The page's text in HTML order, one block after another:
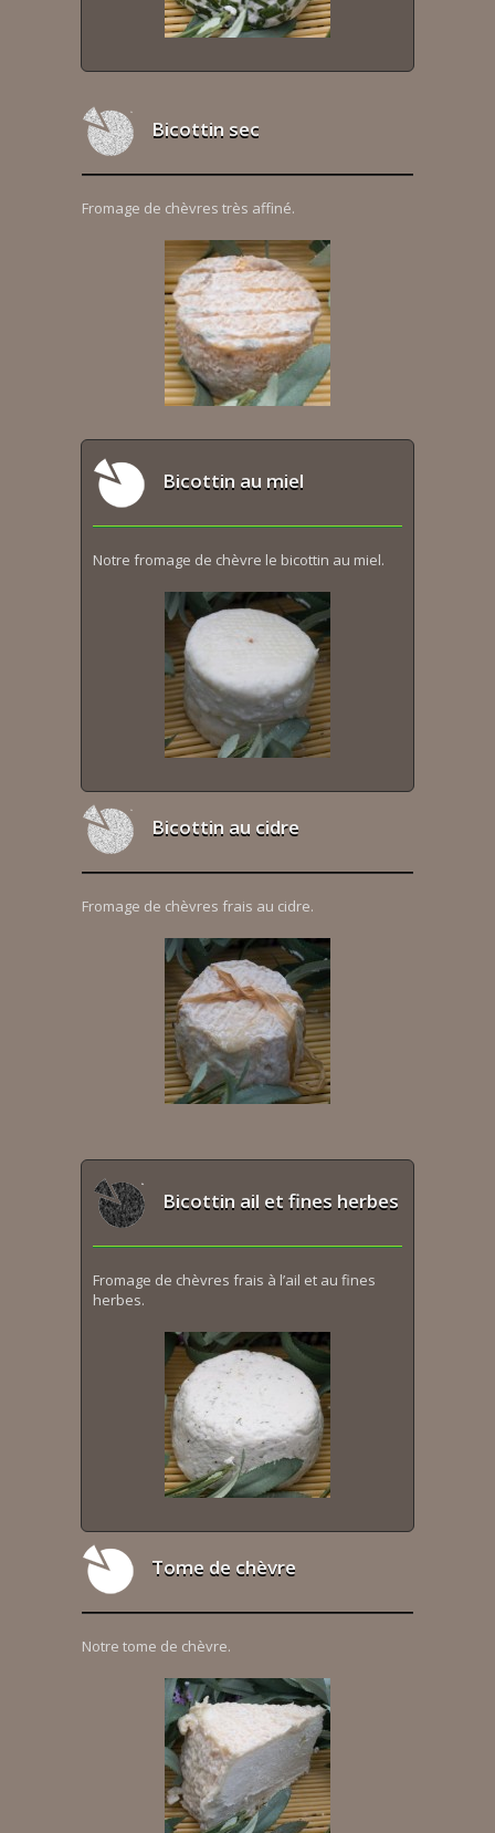
Bicottin sec
Fromage de chèvres très affiné.
Bicottin au miel
Notre fromage de chèvre le bicottin au miel.
Bicottin au cidre
Fromage de chèvres frais au cidre.
Bicottin ail et fines herbes
Fromage de chèvres frais à l’ail et au fines
herbes.
Tome de chèvre
Notre tome de chèvre.